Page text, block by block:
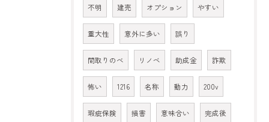
不明 建売 オプション やすい
重大性 意外に多い 誤り
間取りのべ リノベ 助成金 詐欺
怖い 1216 名称 動力 200v
瑕疵保険 損害 意味合い 完成後